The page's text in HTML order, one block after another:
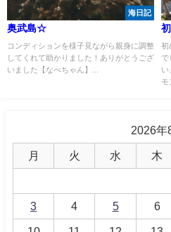
海日記
奥武島☆
コンディションを様子見ながら親身に調整
してくれて助かりました！ありがとうござ
いました【なべちゃん】...
初
で
い
モ
2026年
月 火 水 木
3 4 5 6